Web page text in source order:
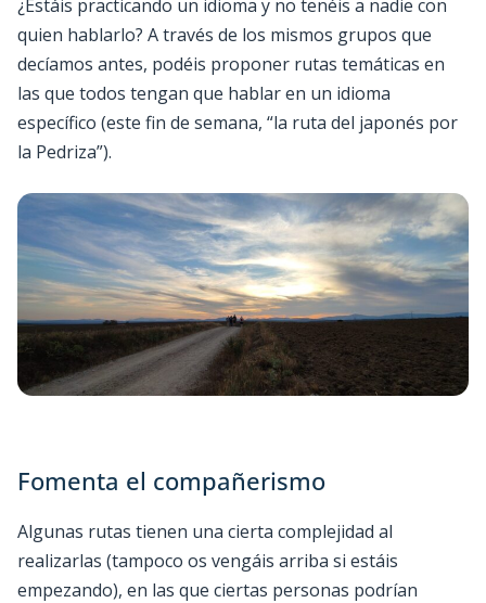
¿Estáis practicando un idioma y no tenéis a nadie con
quien hablarlo? A través de los mismos grupos que
decíamos antes, podéis proponer rutas temáticas en
las que todos tengan que hablar en un idioma
específico (este fin de semana, “la ruta del japonés por
la Pedriza”).
Fomenta el compañerismo
Algunas rutas tienen una cierta complejidad al
realizarlas (tampoco os vengáis arriba si estáis
empezando), en las que ciertas personas podrían